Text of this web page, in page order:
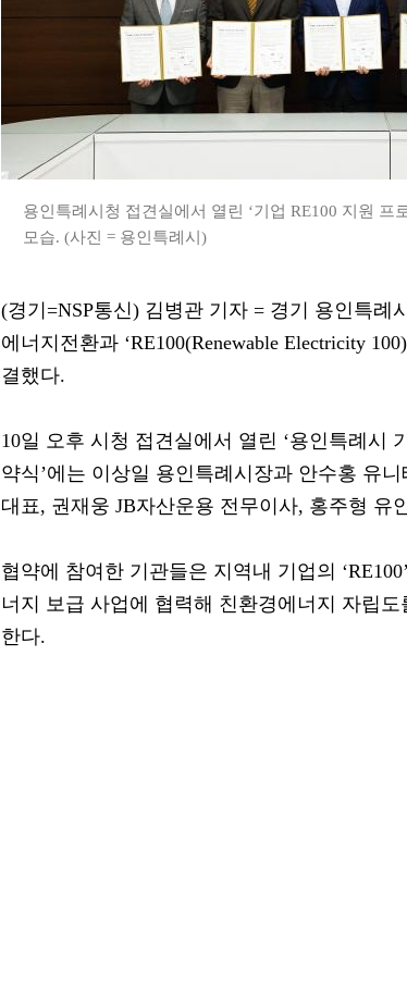
용인특례시청 접견실에서 열린 ‘기업 RE100 지원 프
모습. (사진 = 용인특례시)
(경기=NSP통신) 김병관 기자 = 경기 용인특례
에너지전환과 ‘RE100(Renewable Electricity
결했다.
10일 오후 시청 접견실에서 열린 ‘용인특례시
약식’에는 이상일 용인특례시장과 안수홍 유
대표, 권재웅 JB자산운용 전무이사, 홍주형 유
협약에 참여한 기관들은 지역내 기업의
너지 보급 사업에 협력해 친환경에너지 자립
한다.